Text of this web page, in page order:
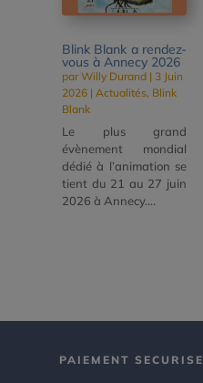
Blink Blank a rendez-
vous à Annecy 2026
parWilly Durand | 3 Juin
2026 | Actualités, Blink
Blank
Le plus grand
évènement mondial
dédié à l’animation se
tient du 21 au 27 juin
2026 à Annecy....
PAIEMENT SECURISE